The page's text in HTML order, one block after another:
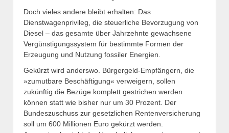
Doch vieles andere bleibt erhalten: Das
Dienstwagenprivileg, die steuerliche Bevorzugung von
Diesel – das gesamte über Jahrzehnte gewachsene
Vergünstigungssystem für bestimmte Formen der
Erzeugung und Nutzung fossiler Energien.
Gekürzt wird anderswo. Bürgergeld-Empfängern, die
»zumutbare Beschäftigung« verweigern, sollen
zukünftig die Bezüge komplett gestrichen werden
können statt wie bisher nur um 30 Prozent. Der
Bundeszuschuss zur gesetzlichen Rentenversicherung
soll um 600 Millionen Euro gekürzt werden.